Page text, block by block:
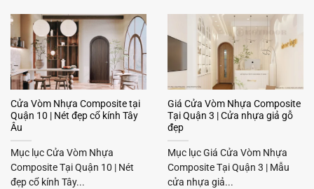
Cửa Vòm Nhựa Composite tại
Quận 10 | Nét đẹp cổ kính Tây
Âu
Mục lục Cửa Vòm Nhựa
Composite Tại Quận 10 | Nét
đẹp cổ kính Tây...
Giá Cửa Vòm Nhựa Composite
Tại Quận 3 | Cửa nhựa giả gỗ
đẹp
Mục lục Giá Cửa Vòm Nhựa
Composite Tại Quận 3 | Mẫu
cửa nhựa giả...